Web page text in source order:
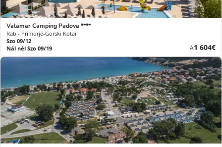
Valamar Camping Padova ****
Rab - Primorje-Gorski Kotar
Szo 09/12
Nál nél Szo 09/19
AÚj
ár
1 604€